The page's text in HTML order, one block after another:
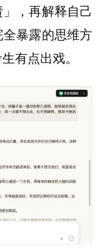
，再解释自己
暴露的思维方
有点出戏。